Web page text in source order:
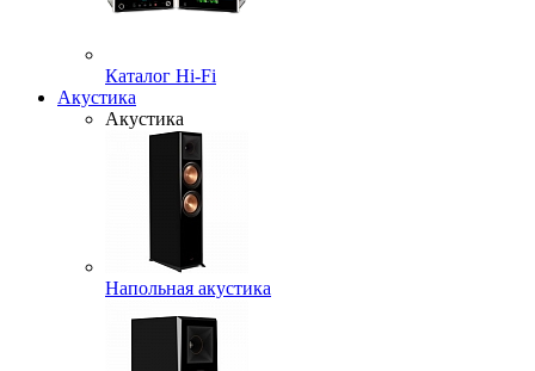
Каталог Hi-Fi
Акустика
Акустика
Напольная акустика